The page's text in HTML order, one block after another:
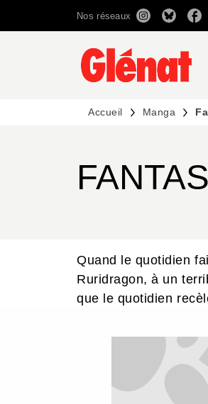
Nos réseaux
Accueil Manga
Quand le quotidien
Ruridragon, à un
que le quotidien